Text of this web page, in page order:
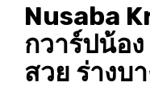
Nusaba
กวาร์ปน้อ
สวย ร่างบ